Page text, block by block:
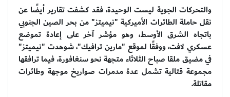
والتحركات الجوية ليست الوحيدة، فقد كشفت تقارير أيضًا عن
نقل حاملة الطائرات الأميركية "نيميتز" من بحر الصين الجنوبي
باتجاه الشرق الأوسط، وهو مؤشر آخر على إعادة تموضع
عسكري لافت، ووفقًا لموقع "مارين ترافيك"، شوهدت "نيميتز"
في مضيق ملقا صباح الثلاثاء متجهة نحو سنغافورة، فيما ترافقها
مجموعة قتالية تشمل عدة مدمرات صواريخ موجهة وطائرات
مقاتلة.